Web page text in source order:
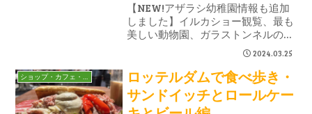
【NEW!アザラシ幼稚園情報も追加
しました】イルカショー観覧、最も
美しい動物園、ガラストンネルの水
族館、自家用車でサファリパーク、
ヨーロッパで3番目に人気の遊園
地、ウォーターパーク付きのホリデ
ーパーク、子どもも遊べるチビッコ
ランドと、家族レジャーやデートの
2024.03.25
ショップ・カフェ・レストラン
ロッテルダムで食べ歩き・
サンドイッチとロールケー